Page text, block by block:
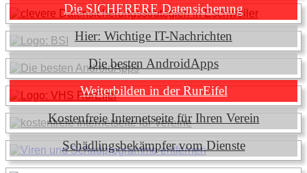
Die SICHERERE Datensicherung
Hier: Wichtige IT-Nachrichten
Die besten AndroidApps
Weiterbilden in der RurEifel
Kostenfreie Internetseite für Ihren Verein
Schädlingsbekämpfer vom Dienste